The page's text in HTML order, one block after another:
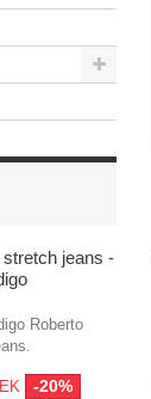
stretch jeans -
Roberto
-20%